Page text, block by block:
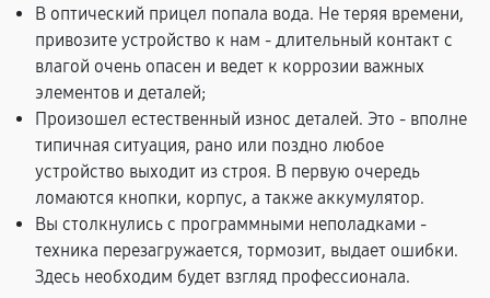
В оптический прицел попала вода. Не теряя времени,
привозите устройство к нам - длительный контакт с
влагой очень опасен и ведет к коррозии важных
элементов и деталей;
Произошел естественный износ деталей. Это - вполне
типичная ситуация, рано или поздно любое
устройство выходит из строя. В первую очередь
ломаются кнопки, корпус, а также аккумулятор.
Вы столкнулись с программными неполадками -
техника перезагружается, тормозит, выдает ошибки.
Здесь необходим будет взгляд профессионала.